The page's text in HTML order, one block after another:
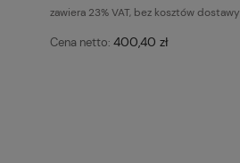
zawiera 23% VAT, bez kosztów dostawy
Cena netto: 400,40 zł